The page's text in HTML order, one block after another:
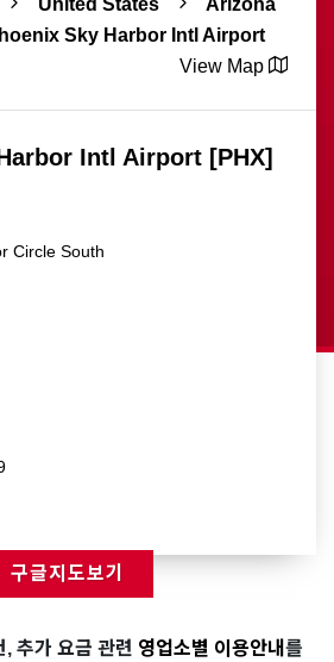
United States
Arizona
Sky Harbor Intl Airport
View Map
Intl Airport [PHX]
Circle South
구글지도보기
추가 요금 관련 영업소별 이용안내 를